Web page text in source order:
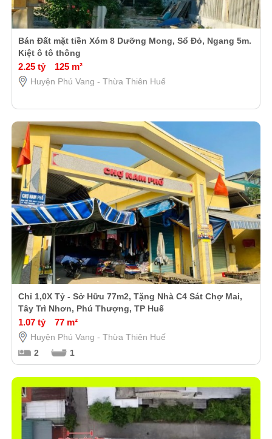
Bán Đất mặt tiền Xóm 8 Dưỡng Mong, Sổ Đỏ, Ngang 5m.
Kiệt ô tô thông
2.25 tỷ 125 m²
Huyện Phú Vang - Thừa Thiên Huế
Chỉ 1,0X Tỷ - Sở Hữu 77m2, Tặng Nhà C4 Sát Chợ Mai,
Tây Trì Nhơn, Phú Thượng, TP Huế
1.07 tỷ 77 m²
Huyện Phú Vang - Thừa Thiên Huế
2
1